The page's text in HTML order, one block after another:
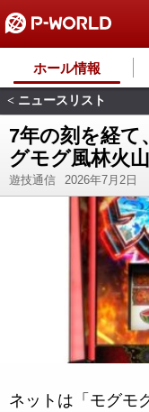
ホール情報
< ニュースリスト
7年の刻を経て
グモグ風林火
遊技通信 2026年7月2日
ネットは「モグモ